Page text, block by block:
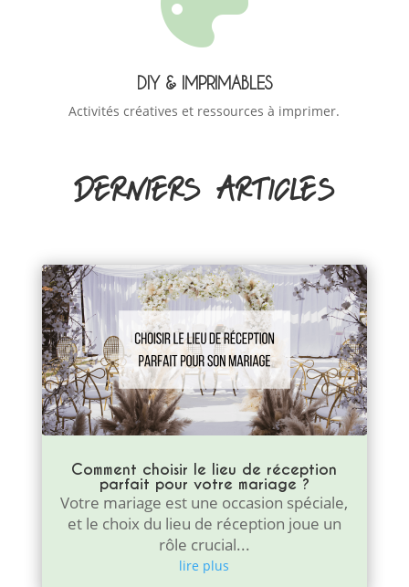
DIY & IMPRIMABLES
Activités créatives et ressources à imprimer.
DERNIERS ARTICLES
Comment choisir le lieu de réception
parfait pour votre mariage ?
Votre mariage est une occasion spéciale,
et le choix du lieu de réception joue un
rôle crucial...
lire plus